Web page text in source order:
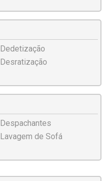
Dedetização
Desratização
Despachantes
Lavagem de Sofá